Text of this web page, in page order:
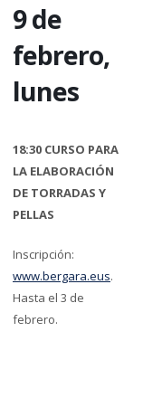
9 de
febrero,
lunes
18:30 CURSO PARA
LA ELABORACIÓN
DE TORRADAS Y
PELLAS
Inscripción:
www.bergara.eus.
Hasta el 3 de
febrero.